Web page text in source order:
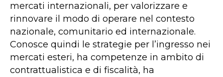
mercati internazionali, per valorizzare e
rinnovare il modo di operare nel contesto
nazionale, comunitario ed internazionale.
Conosce quindi le strategie per l’ingresso nei
mercati esteri, ha competenze in ambito di
contrattualistica e di fiscalità, ha